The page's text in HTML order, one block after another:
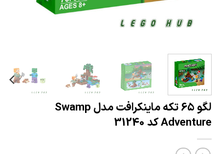
لگو 65 تکه ماینکرافت مدل Swamp
Adventure کد 31240